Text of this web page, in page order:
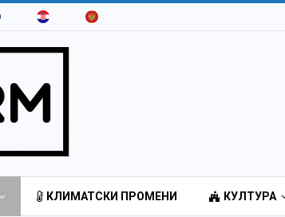
КЛИМАТСКИ ПРОМЕНИ КУЛТУРА